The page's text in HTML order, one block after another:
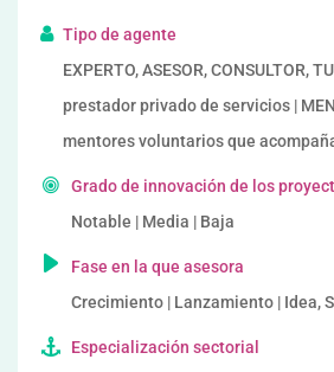
Tipo de agente
EXPERTO, ASESOR, CONSULTOR,
prestador privado de servicios |
mentores voluntarios que
Grado de innovación de los
Notable | Media | Baja
Fase en la que asesora
Crecimiento | Lanzamiento | Idea,
Especialización sectorial